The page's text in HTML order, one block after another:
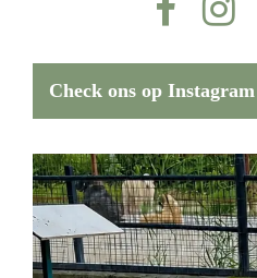
Check ons op Instagram